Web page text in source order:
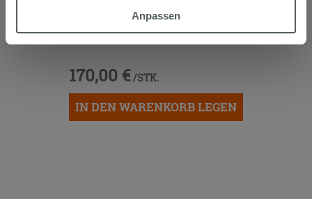
möchten oder Ihre Zustimmung zu allen oder einigen
Zustimmung kann durch Klicken auf die Schaltfläche
die Schaltfläche "X" klicken, können Sie das Surfen erst
nach der Installation der technischen Cookies fortsetzen.
Anpassen
OFFENES FACH TRENDY 25x51xH25
170,00 € /STK.
IN DEN WARENKORB LEGEN